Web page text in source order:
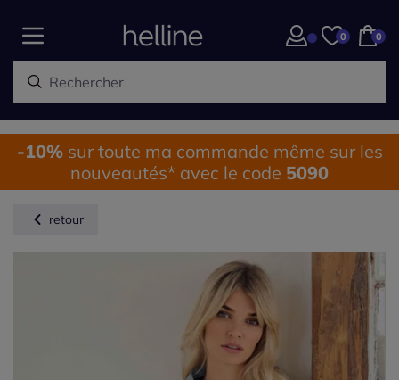
0 0
-10%sur toute ma commande même sur les
nouveautés* avec le code 5090
retour